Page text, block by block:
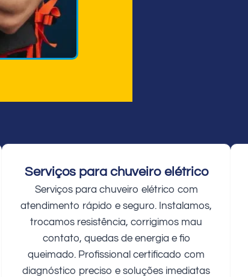
Serviços para chuveiro elétrico
Serviços para chuveiro elétrico com
atendimento rápido e seguro. Instalamos,
trocamos resistência, corrigimos mau
contato, quedas de energia e fio
queimado. Profissional certificado com
diagnóstico preciso e soluções imediatas